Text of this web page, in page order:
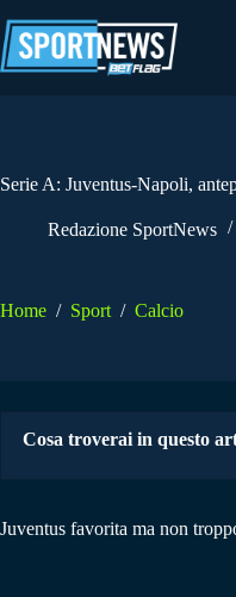
al
contenuto
Serie A: Juventus-Napoli,
Redazione SportNews
Home / Sport / Calcio
Cosa troverai in questo
Juventus favorita ma non